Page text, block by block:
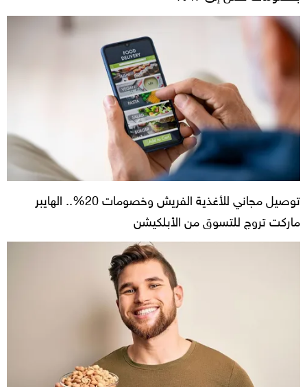
توصيل مجاني للأغذية الفريش وخصومات 20%.. الهايبر
ماركت تروج للتسوق من الأبلكيشن